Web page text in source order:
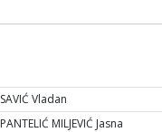
SAVIĆ Vladan
PANTELIĆ MILJEVIĆ Jasna